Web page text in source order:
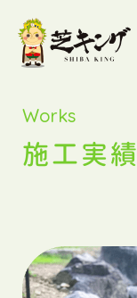
Works
施工実績